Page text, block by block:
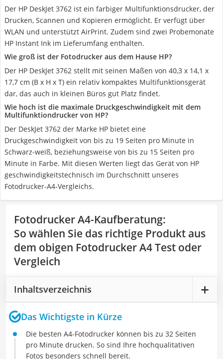
Der HP DeskJet 3762 ist ein farbiger Multifunktionsdrucker, der
Drucken, Scannen und Kopieren ermöglicht. Er verfügt über
WLAN und unterstützt AirPrint. Zudem sind zwei Probemonate
HP Instant Ink im Lieferumfang enthalten.
Wie groß ist der Fotodrucker aus dem Hause HP?
Der HP DeskJet 3762 stellt mit seinen Maßen von 40,3 x 14,1 x
17,7 cm (B x H x T) ein relativ kompaktes Multifunktionsgerät
dar, das auch in kleinen Büros gut Platz findet.
Wie hoch ist die maximale Druckgeschwindigkeit mit dem
Multifunktiondrucker von HP?
Der DeskJet 3762 der Marke HP bietet eine
Druckgeschwindigkeit von bis zu 19 Seiten pro Minute in
Schwarz-weiß, beziehungsweise von bis zu 15 Seiten pro
Minute in Farbe. Mit diesen Werten liegt das Gerät von HP
geschwindigkeitstechnisch im Durchschnitt unseres
Fotodrucker-A4-Vergleichs.
Fotodrucker A4-Kaufberatung:
So wählen Sie das richtige Produkt aus
dem obigen Fotodrucker A4 Test oder
Vergleich
Inhaltsverzeichnis
Das Wichtigste in Kürze
Die besten A4-Fotodrucker können bis zu 32 Seiten
pro Minute drucken. So sind Ihre hochqualitativen
Fotos besonders schnell bereit.